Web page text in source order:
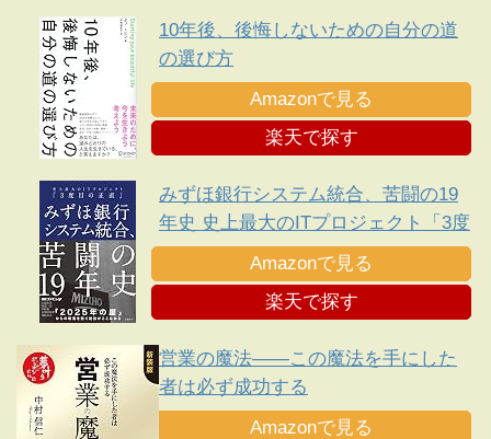
10年後、後悔しないための自分の道
の選び方
Amazonで見る
楽天で探す
みずほ銀行システム統合、苦闘の19
年史 史上最大のITプロジェクト「3度
目の正直」
Amazonで見る
楽天で探す
営業の魔法――この魔法を手にした
者は必ず成功する
Amazonで見る